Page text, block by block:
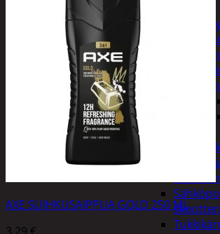
Rengas
AXE SUIHKUSAIPPUA GOLD 250 ML